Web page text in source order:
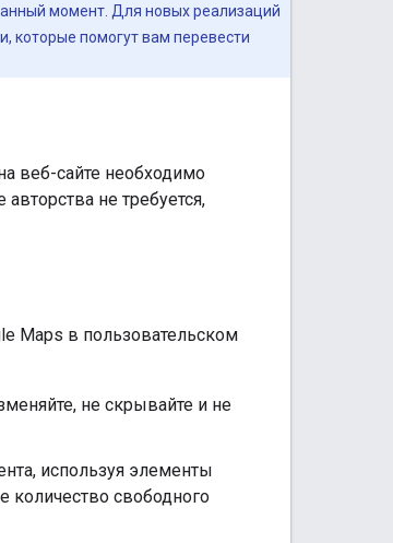
момент. Для новых реализаций
которые помогут вам перевести
веб-сайте необходимо
не требуется,
Maps в пользовательском
не скрывайте и не
используя элементы
количество свободного